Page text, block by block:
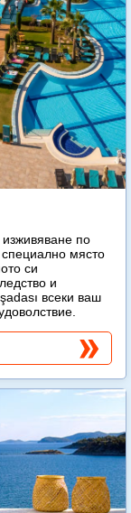
по
място
си
и
всеки ваш